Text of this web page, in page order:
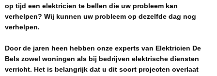
op tijd een elektricien te bellen die uw probleem kan
verhelpen? Wij kunnen uw probleem op dezelfde dag nog
verhelpen.
Door de jaren heen hebben onze experts van Elektricien De
Bels zowel woningen als bij bedrijven elektrische diensten
verricht. Het is belangrijk dat u dit soort projecten overlaat